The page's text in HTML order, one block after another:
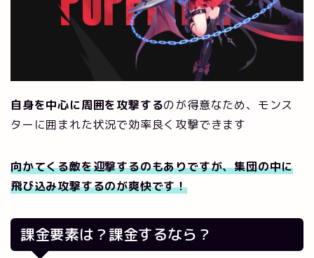
自身を中心に周囲を攻撃するのが得意なため、モンス
ターに囲まれた状況で効率良く攻撃できます
向かてくる敵を迎撃するのもありですが、集団の中に
飛び込み攻撃するのが爽快です！
課金要素は？課金するなら？